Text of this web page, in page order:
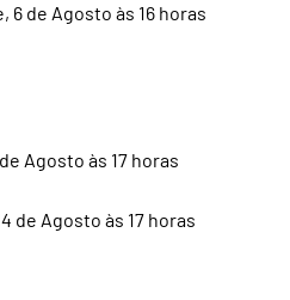
6 de Agosto às 16 horas
Agosto às 17 horas
de Agosto às 17 horas